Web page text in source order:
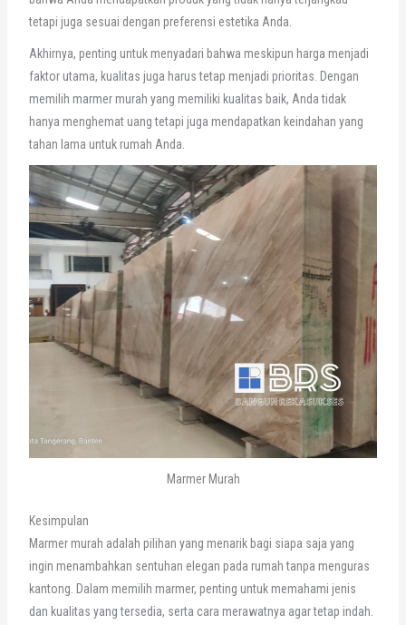
tetapi juga sesuai dengan preferensi estetika Anda.
Akhirnya, penting untuk menyadari bahwa meskipun harga menjadi
faktor utama, kualitas juga harus tetap menjadi prioritas. Dengan
memilih marmer murah yang memiliki kualitas baik, Anda tidak
hanya menghemat uang tetapi juga mendapatkan keindahan yang
tahan lama untuk rumah Anda.
Marmer Murah
Kesimpulan
Marmer murah adalah pilihan yang menarik bagi siapa saja yang
ingin menambahkan sentuhan elegan pada rumah tanpa menguras
kantong. Dalam memilih marmer, penting untuk memahami jenis
dan kualitas yang tersedia, serta cara merawatnya agar tetap indah.